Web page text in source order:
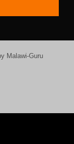
Malawi-Guru